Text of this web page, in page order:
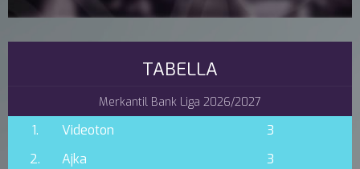
TABELLA
Merkantil Bank Liga 2026/2027
1. Videoton
3
2.
Ajka
3